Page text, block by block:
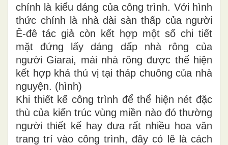
chính là kiểu dáng của công trình. Với hình
thức chính là nhà dài sàn thấp của người
Ê-đê tác giả còn kết hợp một số chi tiết
mặt đứng lấy dáng dấp nhà rông của
người Giarai, mái nhà rông được thể hiện
kết hợp khá thú vị tại tháp chuông của nhà
nguyện. (hình)
Khi thiết kế công trình để thể hiện nét đặc
thù của kiến trúc vùng miền nào đó thường
người thiết kế hay đưa rất nhiều hoa văn
trang trí vào công trình, đây có lẽ là cách